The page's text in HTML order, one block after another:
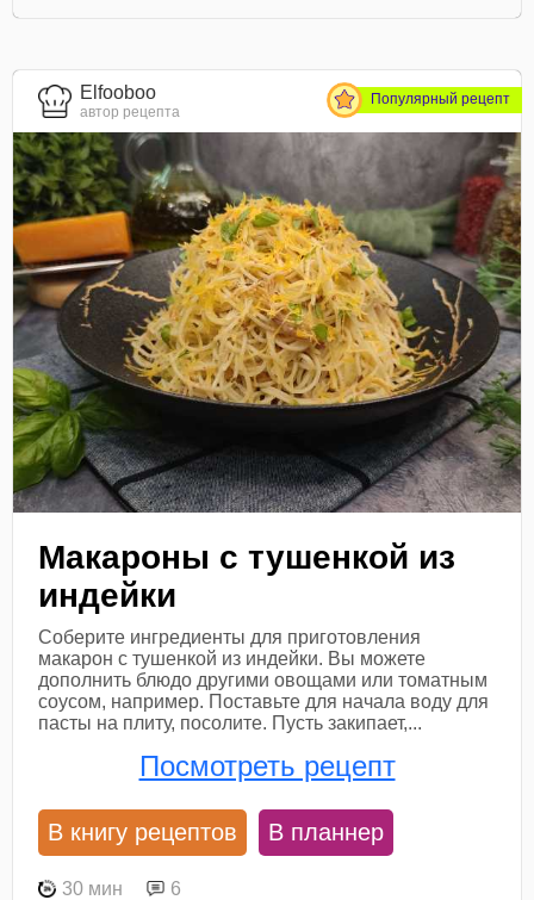
Elfooboo
автор рецепта
Популярный рецепт
Макароны с тушенкой из
индейки
Соберите ингредиенты для приготовления
макарон с тушенкой из индейки. Вы можете
дополнить блюдо другими овощами или томатным
соусом, например. Поставьте для начала воду для
пасты на плиту, посолите. Пусть закипает,...
Посмотреть рецепт
В книгу рецептов В планнер
30 мин 6